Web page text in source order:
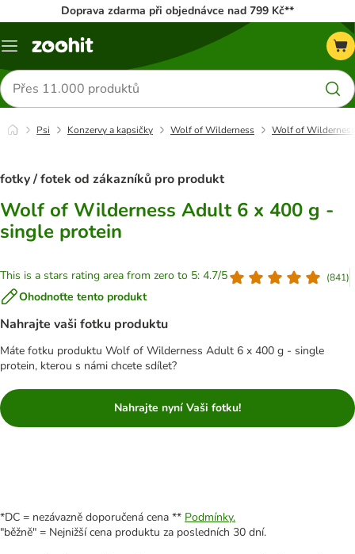
Doprava zdarma při objednávce nad 799 Kč**
Menu
Hledat
produkty
Psi Konzervy a kapsičky Wolf of Wilderness Wolf of
fotky / fotek od zákazníků pro produkt
Wolf of Wilderness Adult 6 x 400 g -
single protein
This is a stars rating area from zero to 5: 4.7/5 (841)
Ohodnoťte tento produkt
Nahrajte vaši fotku produktu
Máte fotku produktu Wolf of Wilderness Adult 6 x 400 g - single
protein, kterou s námi chcete sdílet?
Nahrajte nyní Vaši fotku!
*DC = nezávazně doporučená cena ** Podmínky.
"běžně" = Nejnižší cena produktu za posledních 30 dní.